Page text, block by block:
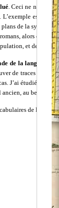
. Ceci ne nous
de la syntaxe,
alors que
et de
de la langue
de traces de
J’ai étudié avec
au besoin
de